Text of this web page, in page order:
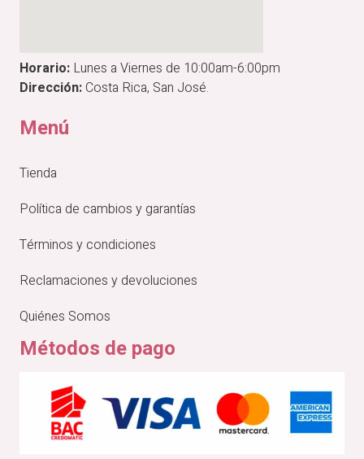
Horario: Lunes a Viernes de 10:00am-6:00pm
Dirección:Costa Rica, San José.
Menú
Tienda
Política de cambios y garantías
Términos y condiciones
Reclamaciones y devoluciones
Quiénes Somos
Métodos de pago